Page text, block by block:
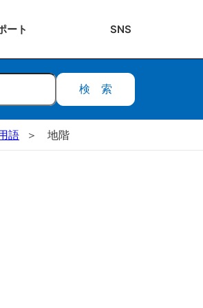
ート SNS
検索
語 地階